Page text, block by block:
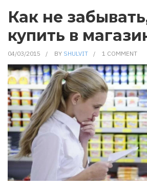
Как не
купить в
04/03/2015 BY SHULVIT 1 COMMENT